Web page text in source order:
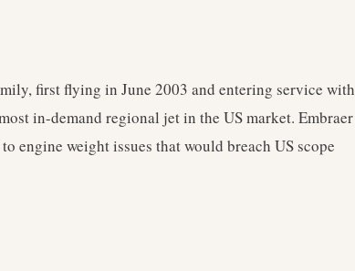
first flying in June 2003 and entering service with
in-demand regional jet in the US market. Embraer
engine weight issues that would breach US scope